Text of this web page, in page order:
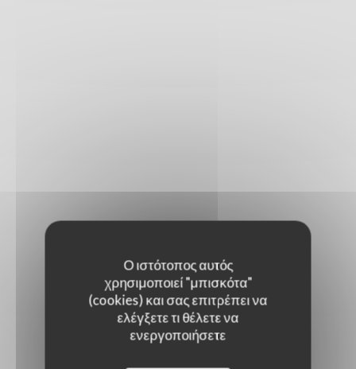
Ο ιστότοπος αυτός
χρησιμοποιεί "μπισκότα"
(cookies) και σας επιτρέπει να
ελέγξετε τι θέλετε να
ενεργοποιήσετε